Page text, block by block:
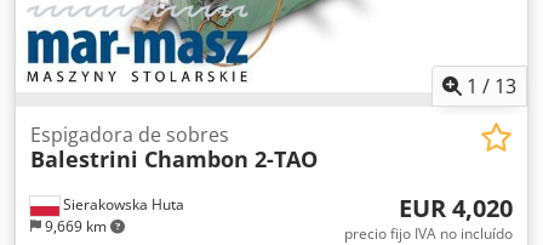
1 / 13
Sierakowska Huta
9,669 km
Espigadora de sobres
Balestrini Chambon 2-TAO
EUR 4,020
precio fijo IVA no incluído